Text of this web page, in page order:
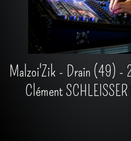
Malzoi'Zik - Drain (49) -
Clément